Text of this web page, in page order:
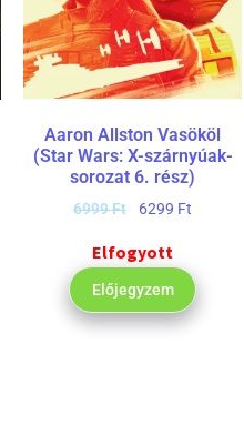
Aaron Allston Vasököl
(Star Wars: X-szárnyúak-
sorozat 6. rész)
6999Ft 6299 Ft
Elfogyott
Előjegyzem